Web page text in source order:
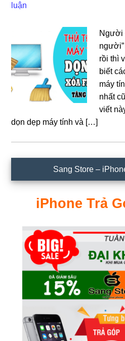
luận
Người
rồi thì
biết
máy
nhất
viết
dọn dẹp máy tính và […]
chính
Sang Store –
iPhone Trả